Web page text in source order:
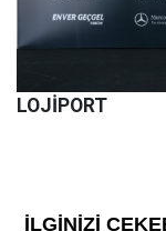
LOJİPORT